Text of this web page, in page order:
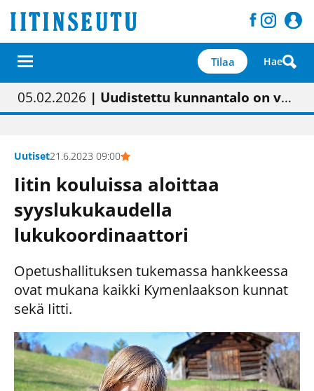
Tilaa Hae
01.02.2026 | Painon vaihtumisen pitäisi näkyä hieman parempana painojäljen laatuna lehdessä
05.02.2026 | Uudistettu kunnantalo on valoisa
23.04.2026 | “Olemme käynnistämässä uudelleen keskustavisiotyön”
09.05.2026| "Maalla on totuttu elämään omavaraisemmin kuin kaupungissa"
Uutiset21.6.2023 09:00
Iitin kouluissa aloittaa
syyslukukaudella
lukukoordinaattori
Opetushallituksen tukemassa hankkeessa
ovat mukana kaikki Kymenlaakson kunnat
sekä Iitti.